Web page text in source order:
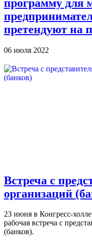
программу для
претендуют на
06 июля 2022
Встреча с
организаций
23 июня в Конгресс-
рабочая встреча с
(банков).